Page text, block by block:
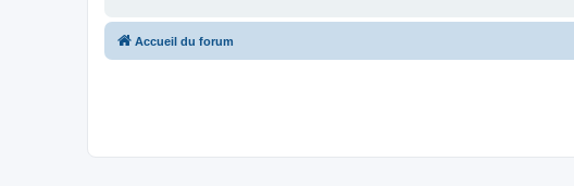
Accueil du forum